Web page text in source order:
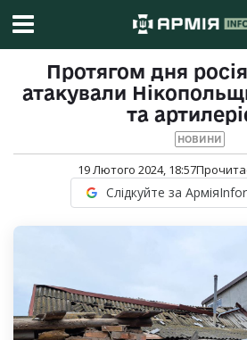
Протягом дня
атакували
та
НОВИНИ
19 Лютого 2024, 18:57
Слідкуйте за